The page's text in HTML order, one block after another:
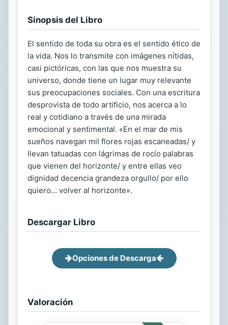
Sinopsis del Libro
El sentido de toda su obra es el sentido ético de
la vida. Nos lo transmite con imágenes nítidas,
casi pictóricas, con las que nos muestra su
universo, donde tiene un lugar muy relevante
sus preocupaciones sociales. Con una escritura
desprovista de todo artificio, nos acerca a lo
real y cotidiano a través de una mirada
emocional y sentimental. «En el mar de mis
sueños navegan mil flores rojas escaneadas/ y
llevan tatuadas con lágrimas de rocío palabras
que vienen del horizonte/ y entre ellas veo
dignidad decencia grandeza orgullo/ por ello
quiero... volver al horizonte».
Descargar Libro
Opciones de Descarga
Valoración